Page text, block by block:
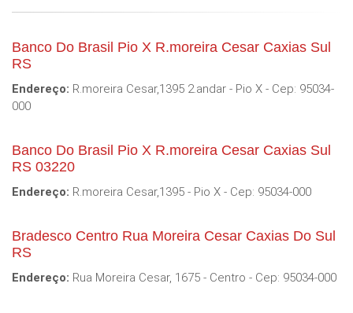
Banco Do Brasil Pio X R.moreira Cesar Caxias Sul
RS
Endereço: R.moreira Cesar,1395 2.andar - Pio X - Cep: 95034-
000
Banco Do Brasil Pio X R.moreira Cesar Caxias Sul
RS 03220
Endereço: R.moreira Cesar,1395 - Pio X - Cep: 95034-000
Bradesco Centro Rua Moreira Cesar Caxias Do Sul
RS
Endereço: Rua Moreira Cesar, 1675 - Centro - Cep: 95034-000